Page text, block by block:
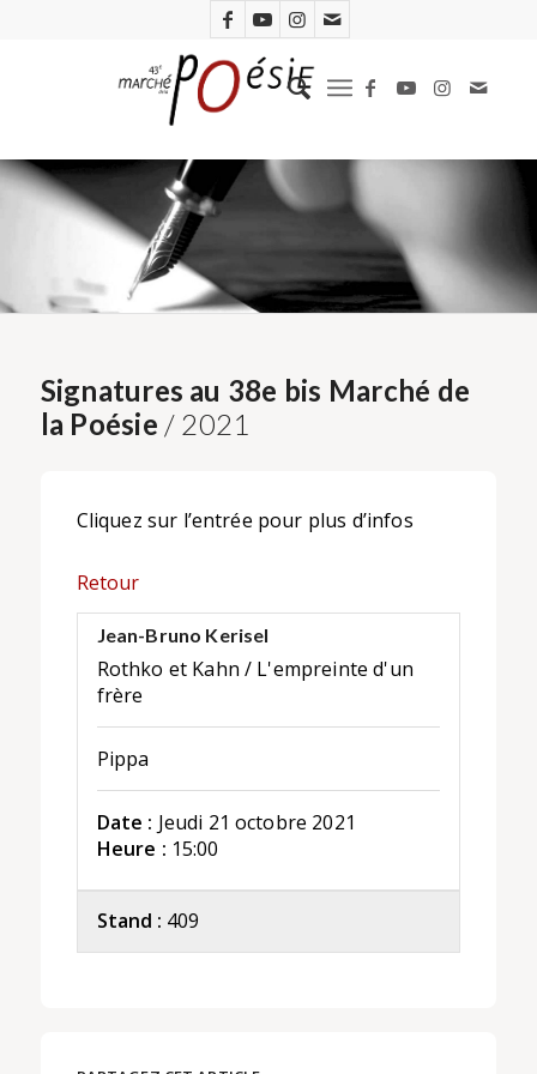
Signatures au 38e bis Marché de
la Poésie / 2021
Cliquez sur l’entrée pour plus d’infos
Retour
Jean-Bruno Kerisel
Rothko et Kahn / L'empreinte d'un
frère
Pippa
Date : Jeudi 21 octobre 2021
Heure : 15:00
Stand : 409